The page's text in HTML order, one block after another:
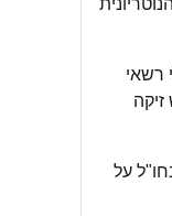
ישראלי רשאי
על